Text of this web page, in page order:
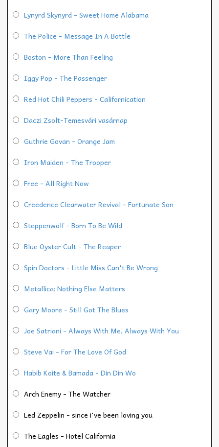
Lynyrd Skynyrd - Sweet Home Alabama
The Police - Message In A Bottle
Boston - More Than Feeling
Iggy Pop - The Passenger
Red Hot Chili Peppers - Californication
Daczi Zsolt-Temesvári vasárnap
Guthrie Govan - Orange Jam
Iron Maiden - The Trooper
Free - All Right Now
Creedence Clearwater Revival - Fortunate Son
Steppenwolf - Born To Be Wild
Blue Oyster Cult - The Reaper
Spin Doctors - Little Miss Can't Be Wrong
Metallica: Nothing Else Matters
Gary Moore - Still Got The Blues
Joe Satriani - Always With Me, Always With You
Steve Vai - For The Love Of God
Habib Koite & Bamada - Din Din Wo
Arch Enemy - The Watcher
Led Zeppelin - since i've been loving you
The Eagles - Hotel California